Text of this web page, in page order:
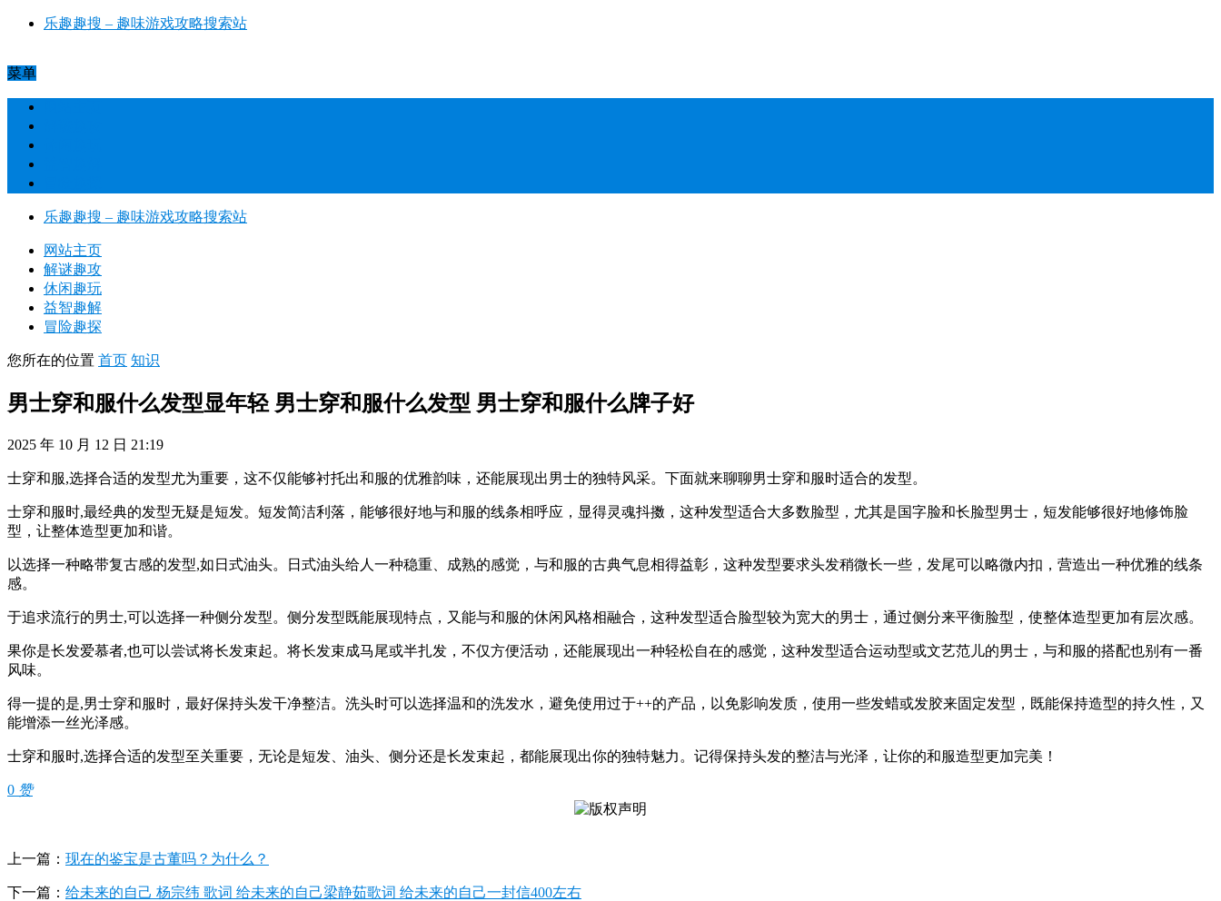
乐趣趣搜 – 趣味游戏攻略搜索站​
菜单
乐趣趣搜 – 趣味游戏攻略搜索站​
网站主页
解谜趣攻
休闲趣玩
益智趣解
冒险趣探
您所在的位置 首页 知识
男士穿和服什么发型显年轻 男士穿和服什么发型 男士穿和服什么牌子好
2025 年 10 月 12 日 21:19
士穿和服,选择合适的发型尤为重要，这不仅能够衬托出和服的优雅韵味，还能展现出男士的独特风采。下面就来聊聊男士穿和服时适合的发型。
士穿和服时,最经典的发型无疑是短发。短发简洁利落，能够很好地与和服的线条相呼应，显得灵魂抖擞，这种发型适合大多数脸型，尤其是国字脸和长脸型男士，短发能够很好地修饰脸
型，让整体造型更加和谐。
以选择一种略带复古感的发型,如日式油头。日式油头给人一种稳重、成熟的感觉，与和服的古典气息相得益彰，这种发型要求头发稍微长一些，发尾可以略微内扣，营造出一种优雅的线条
感。
于追求流行的男士,可以选择一种侧分发型。侧分发型既能展现特点，又能与和服的休闲风格相融合，这种发型适合脸型较为宽大的男士，通过侧分来平衡脸型，使整体造型更加有层次感。
果你是长发爱慕者,也可以尝试将长发束起。将长发束成马尾或半扎发，不仅方便活动，还能展现出一种轻松自在的感觉，这种发型适合运动型或文艺范儿的男士，与和服的搭配也别有一番
风味。
得一提的是,男士穿和服时，最好保持头发干净整洁。洗头时可以选择温和的洗发水，避免使用过于++的产品，以免影响发质，使用一些发蜡或发胶来固定发型，既能保持造型的持久性，又
能增添一丝光泽感。
士穿和服时,选择合适的发型至关重要，无论是短发、油头、侧分还是长发束起，都能展现出你的独特魅力。记得保持头发的整洁与光泽，让你的和服造型更加完美！
0 赞
上一篇： 现在的鉴宝是古董吗？为什么？
下一篇： 给未来的自己 杨宗纬 歌词 给未来的自己梁静茹歌词 给未来的自己一封信400左右